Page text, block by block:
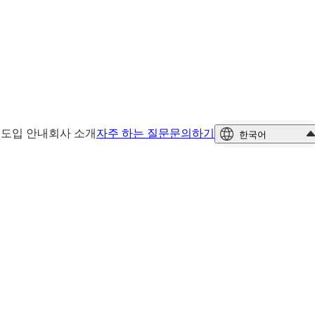
도입 안내 회사 소개 자주 하는 질문문의하기 한국어